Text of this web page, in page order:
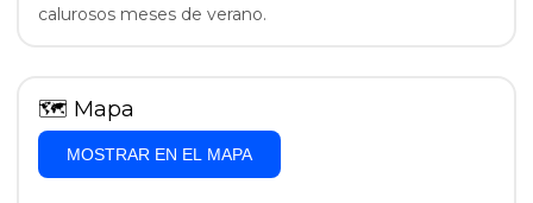
calurosos meses de verano.
🗺 Mapa
MOSTRAR EN EL MAPA